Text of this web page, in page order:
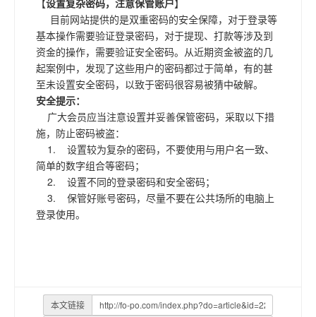
目前网站提供的是双重密码的安全保障，对于登录等
基本操作需要验证登录密码，对于提现、打款等涉及到
资金的操作，需要验证安全密码。从近期资金被盗的几
起案例中，发现了这些用户的密码都过于简单，有的甚
至未设置安全密码，以致于密码很容易被猜中破解。
安全提示：
广大会员应当注意设置并妥善保管密码，采取以下措
施，防止密码被盗：
1. 设置较为复杂的密码，不要使用与用户名一致、
简单的数字组合等密码；
2. 设置不同的登录密码和安全密码；
3. 保管好账号密码，尽量不要在公共场所的电脑上
登录使用。
本文链接